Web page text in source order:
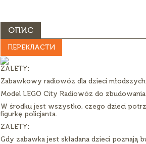
ОПИС
ПЕРЕКЛАСТИ
ZALETY:
Zabawkowy radiowóz dla dzieci
Model LEGO City Radiowóz do
W środku jest wszystko, czego dzieci
figurkę policjanta.
ZALETY:
Gdy zabawka jest składana dzieci